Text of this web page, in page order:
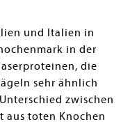
und Italien in
in der
die
sehr ähnlich
zwischen
aus toten Knochen